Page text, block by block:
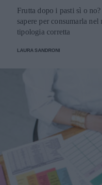
Frutta dopo i pasti sì o
sapere per consumarla
tipologia corretta
LAURA SANDRONI